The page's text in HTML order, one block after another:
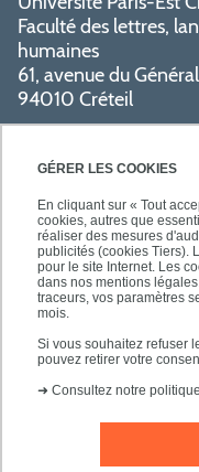
GÉRER LES COOKIES
En cliquant sur « Tout
cookies, autres que
réaliser des mesures
publicités (cookies Tiers).
pour le site Internet. Les
dans nos mentions
traceurs, vos paramètres
mois.
Si vous souhaitez refuser
pouvez retirer votre
➜ Consultez notre
Faculté des lettres,
humaines
61, avenue du
94010 Créteil
PRATIQUE
SUIVEZ-NOUS